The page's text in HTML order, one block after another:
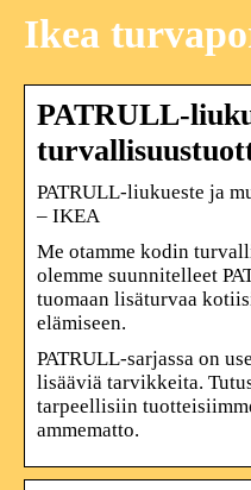
Ikea
PATRULL-
PATRULL-liukueste ja
– IKEA
Me otamme kodin
olemme suunnitelleet
tuomaan lisäturvaa
elämiseen.
PATRULL-sarjassa on
lisääviä tarvikkeita.
tarpeellisiin
ammematto.